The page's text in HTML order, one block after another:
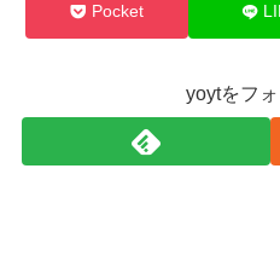
Pocket
yoytをフ